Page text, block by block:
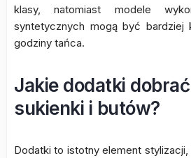
klasy, natomiast modele
syntetycznych mogą być bardziej
godziny tańca.
Jakie dodatki
sukienki i butów?
Dodatki to istotny element